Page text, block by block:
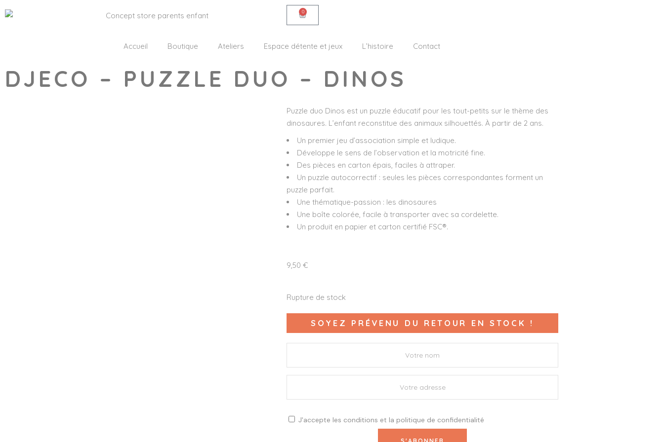
0
Accueil Boutique Ateliers Espace détente et jeux L’histoire Contact
DJECO – PUZZLE DUO – DINOS
Puzzle duo Dinos est un puzzle éducatif pour les tout-petits sur le thème des
dinosaures. L’enfant reconstitue des animaux silhouettés. À partir de 2 ans.
Un premier jeu d’association simple et ludique.
Développe le sens de l’observation et la motricité fine.
Des pièces en carton épais, faciles à attraper.
Un puzzle autocorrectif : seules les pièces correspondantes forment un
puzzle parfait.
Une thématique-passion : les dinosaures
Une boîte colorée, facile à transporter avec sa cordelette.
Un produit en papier et carton certifié FSC®.
9,50 €
Rupture de stock
SOYEZ PRÉVENU DU RETOUR EN STOCK !
J'accepte les conditions et la politique de confidentialité